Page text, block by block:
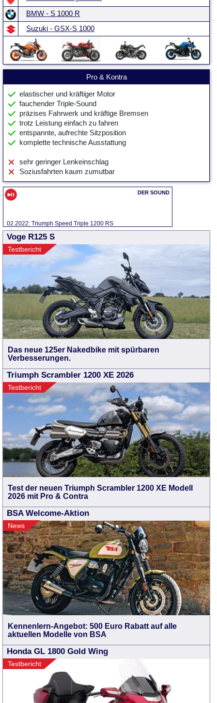
BMW - S 1000 R
Suzuki - GSX-S 1000
Pro & Kontra
elastischer und kräftiger Motor
fauchender Triple-Sound
präzises Fahrwerk und kräftige Bremsen
trotz Leistung einfach zu fahren
entspannte, aufrechte Sitzposition
komplette technische Ausstattung
sehr geringer Lenkeinschlag
Soziusfahrten kaum zumutbar
02.2022: Triumph Speed Triple 1200 RS
Voge R125 S
Testbericht
Das neue 125er Nakedbike mit spürbaren
Verbesserungen.
Triumph Scrambler 1200 XE 2026
Testbericht
Test der neuen Triumph Scrambler 1200 XE Modell
2026 mit Pro & Contra
BSA Welcome-Aktion
News
Kennenlern-Angebot: 500 Euro Rabatt auf alle
aktuellen Modelle von BSA
Honda GL 1800 Gold Wing
Testbericht